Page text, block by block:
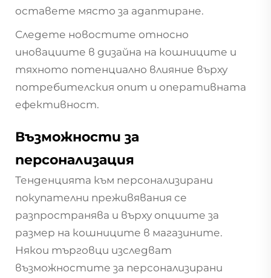
оставете място за адаптиране.
Следете новостите относно
иновациите в дизайна на кошниците и
тяхното потенциално влияние върху
потребителския опит и оперативната
ефективност.
Възможности за
персонализация
Тенденцията към персонализирани
покупателни преживявания се
разпространява и върху опциите за
размер на кошниците в магазините.
Някои търговци изследват
възможностите за персонализирани